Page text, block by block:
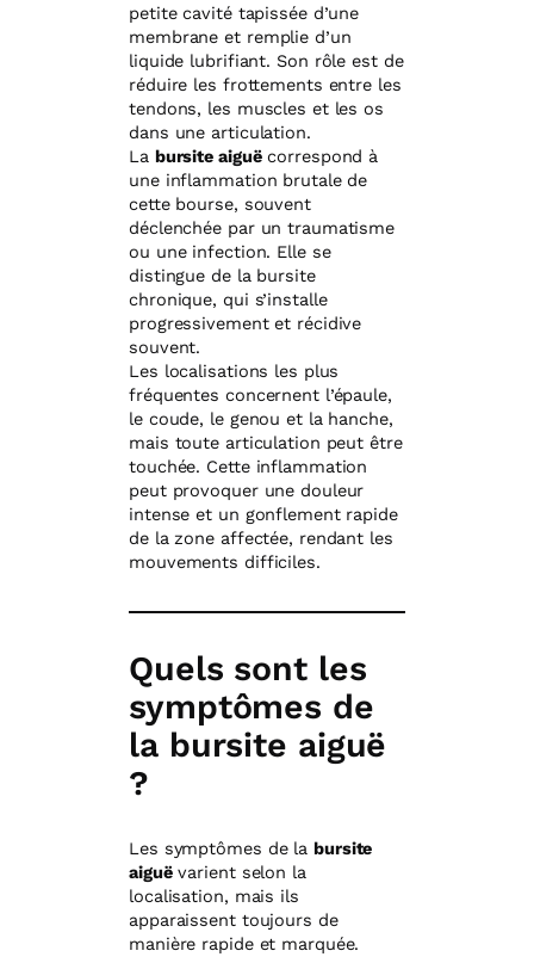
petite cavité tapissée d’une
membrane et remplie d’un
liquide lubrifiant. Son rôle est de
réduire les frottements entre les
tendons, les muscles et les os
dans une articulation.
La bursite aiguëcorrespond à
une inflammation brutale de
cette bourse, souvent
déclenchée par un traumatisme
ou une infection. Elle se
distingue de la bursite
chronique, qui s’installe
progressivement et récidive
souvent.
Les localisations les plus
fréquentes concernent l’épaule,
le coude, le genou et la hanche,
mais toute articulation peut être
touchée. Cette inflammation
peut provoquer une douleur
intense et un gonflement rapide
de la zone affectée, rendant les
mouvements difficiles.
Quels sont les
symptômes de
la bursite aiguë
?
Les symptômes de la bursite
aiguëvarient selon la
localisation, mais ils
apparaissent toujours de
manière rapide et marquée.